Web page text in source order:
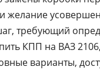
желание
требующий
КПП на ВАЗ
варианты,